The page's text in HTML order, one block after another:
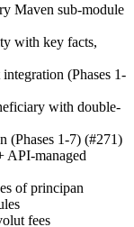
Maven sub-module
with key facts,
(Phases 1-
with double-
(Phases 1-7) (#271)
API-managed
of principan
fees